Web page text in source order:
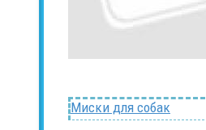
Миски для собак